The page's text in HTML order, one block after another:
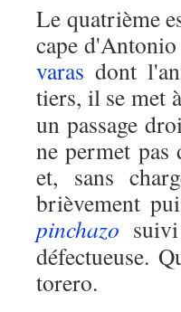
Le quatrième
cape
varas dont
tiers, il se met
un passage
ne permet
et, sans
brièvement
pinchazo
défectueuse.
torero.